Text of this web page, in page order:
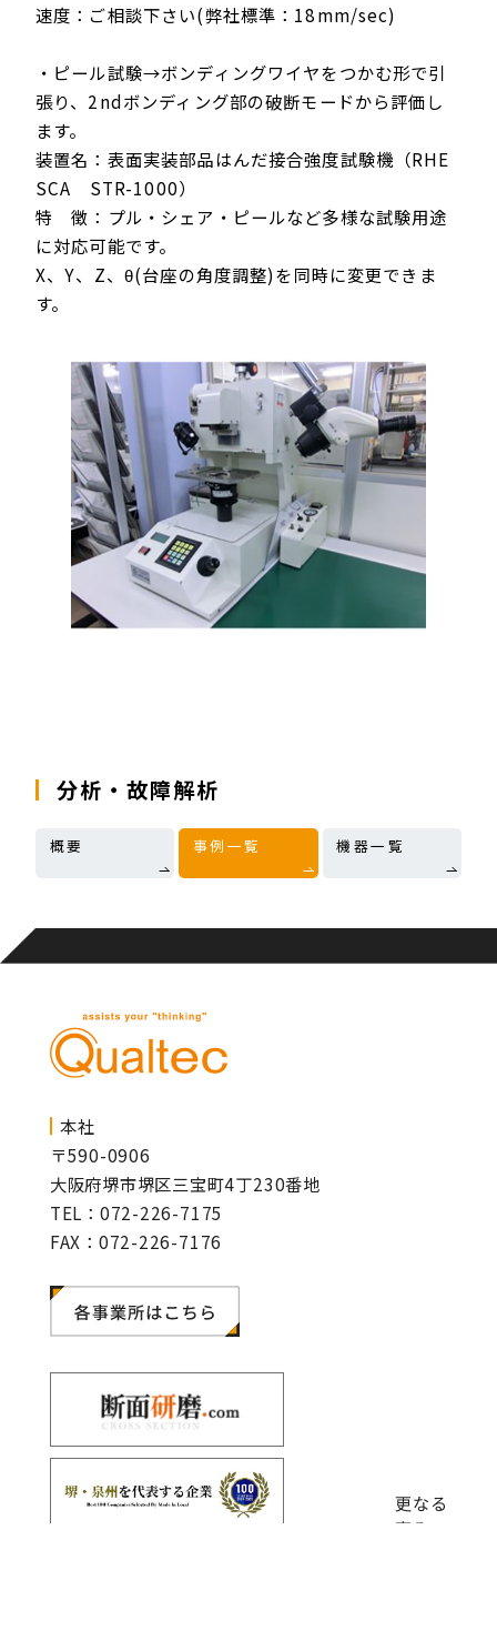
速度：ご相談下さい(弊社標準：18mm/sec)
・ピール試験→ボンディングワイヤをつかむ形で引
張り、2ndボンディング部の破断モードから評価し
ます。
装置名：表面実装部品はんだ接合強度試験機（RHE
SCA STR-1000）
特 徴：プル・シェア・ピールなど多様な試験用途
に対応可能です。
X、Y、Z、θ(台座の角度調整)を同時に変更できま
す。
分析・故障解析
概要 事例一覧 機器一覧
本社
〒590-0906
大阪府堺市堺区三宝町4丁230番地
TEL：072-226-7175
FAX：072-226-7176